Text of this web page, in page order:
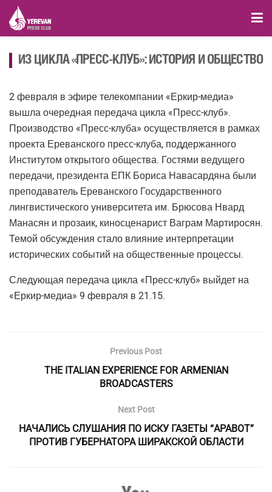
ИЗ ЦИКЛА «ПРЕСС-КЛУБ»: ИСТОРИЯ И ОБЩЕСТВО
2 февраля в эфире телекомпании «Еркир-медиа»
вышла очередная передача цикла «Пресс-клуб».
Производство «Пресс-клуба» осуществляется в рамках
проекта Ереванского пресс-клуба, поддержанного
Институтом открытого общества. Гостями ведущего
передачи, президента ЕПК Бориса Навасардяна были
преподаватель Ереванского Государственного
лингвистического университета им. Брюсова Нвард
Манасян и прозаик, киносценарист Ваграм Мартиросян.
Темой обсуждения стало влияние интерпретации
исторических событий на общественные процессы.
Следующая передача цикла «Пресс-клуб» выйдет на
«Еркир-медиа» 9 февраля в 21.15.
Previous Post
THE ITALIAN EXPERIENCE FOR ARMENIAN
BROADCASTERS
Next Post
НАЧАЛИСЬ СЛУШАНИЯ ПО ИСКУ ГАЗЕТЫ “АРАВОТ”
ПРОТИВ ГУБЕРНАТОРА ШИРАКСКОЙ ОБЛАСТИ